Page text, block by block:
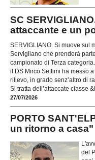
SC
attaccante e un
SERVIGLIANO. Si muove sul
Servigliano che prenderà
campionato di Terza
il DS Mirco Settimi ha messo
rilievo, in grado senz’altro di
Si tratta dell’attaccate classe
27/07/2026
PORTO
un ritorno a casa"
del